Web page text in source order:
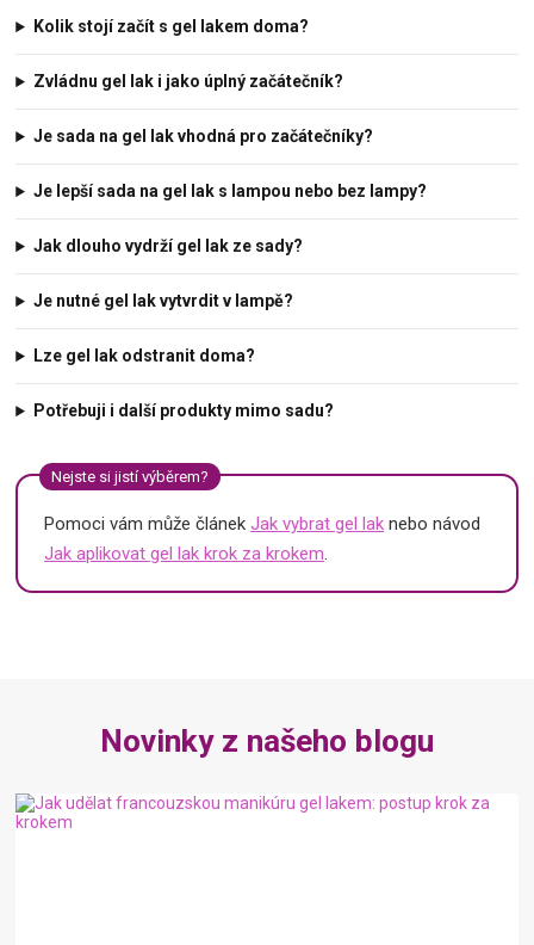
Kolik stojí začít s gel lakem doma?
Zvládnu gel lak i jako úplný začátečník?
Je sada na gel lak vhodná pro začátečníky?
Je lepší sada na gel lak s lampou nebo bez lampy?
Jak dlouho vydrží gel lak ze sady?
Je nutné gel lak vytvrdit v lampě?
Lze gel lak odstranit doma?
Potřebuji i další produkty mimo sadu?
Nejste si jistí výběrem?
Pomoci vám může článekJak vybrat gel lak nebo návod
Jak aplikovat gel lak krok za krokem.
Novinky z našeho blogu